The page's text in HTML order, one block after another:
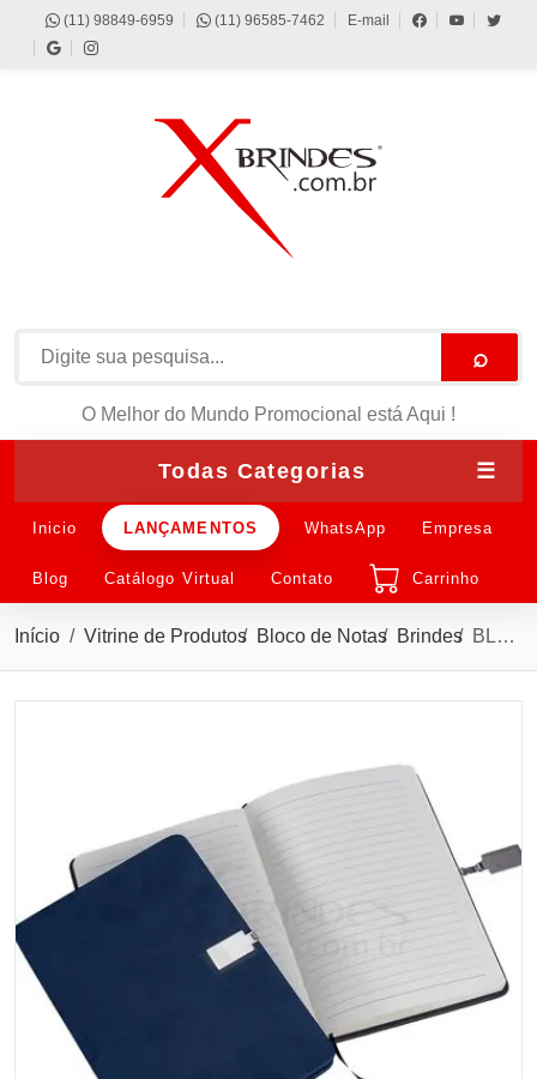
(11) 98849-6959 (11) 96585-7462 E-mail
⌕
O Melhor do Mundo Promocional está Aqui !
Todas Categorias ☰
Inicio LANÇAMENTOS WhatsApp Empresa
Blog Catálogo Virtual Contato Carrinho
Início Vitrine de Produtos Bloco de Notas Brindes BLOCO DE ANOTAÇÕES C/ FECHO